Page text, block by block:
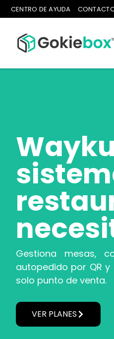
CENTRO DE AYUDA
Gestiona mesas,
autopedido por QR
solo punto de venta.
VER PLANES